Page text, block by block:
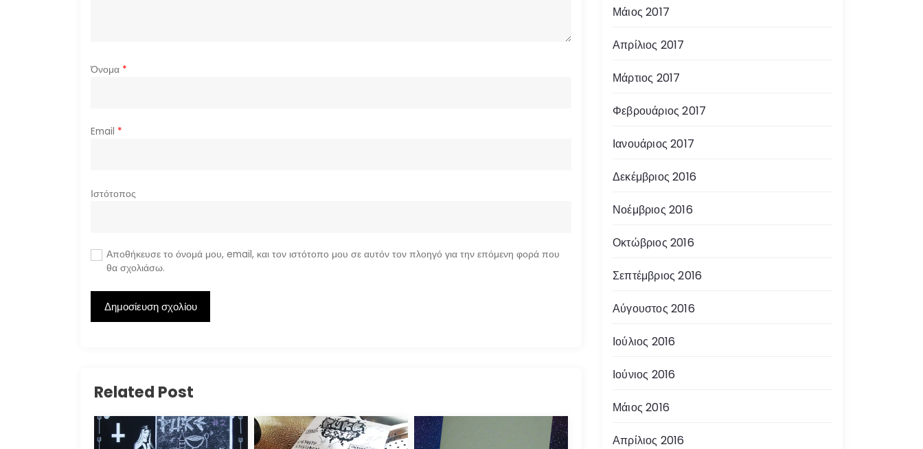
Όνομα *
Email *
Ιστότοπος
Αποθήκευσε το όνομά μου, email, και τον ιστότοπο μου σε αυτόν τον πλοηγό για την επόμενη φορά που
θα σχολιάσω.
Related Post
Μάιος 2017
Απρίλιος 2017
Μάρτιος 2017
Φεβρουάριος 2017
Ιανουάριος 2017
Δεκέμβριος 2016
Νοέμβριος 2016
Οκτώβριος 2016
Σεπτέμβριος 2016
Αύγουστος 2016
Ιούλιος 2016
Ιούνιος 2016
Μάιος 2016
Απρίλιος 2016